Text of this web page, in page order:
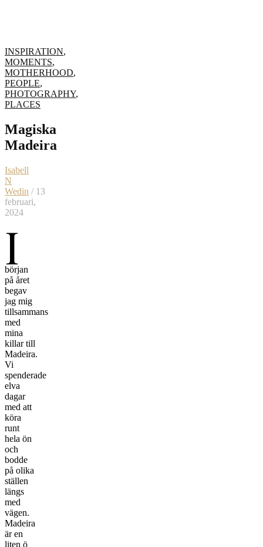
INSPIRATION,
MOMENTS,
MOTHERHOOD,
PEOPLE,
PHOTOGRAPHY,
PLACES
Magiska
Madeira
Isabell
N
Wedin / 13
februari,
2024
I
början
på året
begav
jag mig
tillsammans
med
mina
killar till
Madeira.
Vi
spenderade
elva
dagar
med att
köra
runt
hela ön
och
bodde
på olika
ställen
längs
med
vägen.
Madeira
är en
liten ö